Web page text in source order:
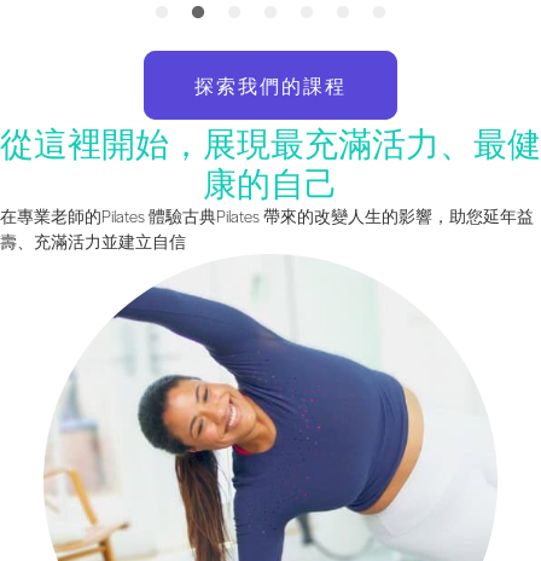
探索我們的課程
從這裡開始，展現最充滿活力、最健
康的自己
在專業老師的Pilates 體驗古典Pilates 帶來的改變人生的影響，助您延年益
壽、充滿活力並建立自信